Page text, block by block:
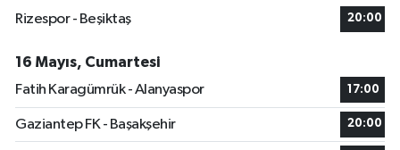
Rizespor - Beşiktaş
20:00
16 Mayıs, Cumartesi
Fatih Karagümrük - Alanyaspor
17:00
Gaziantep FK - Başakşehir 20:00